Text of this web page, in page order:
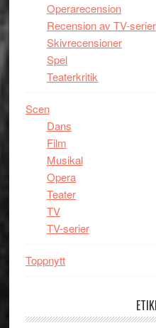
Operarecension
Recension av TV-serier
Skivrecensioner
Spel
Teaterkritik
Scen
Dans
Film
Musikal
Opera
Teater
TV
TV-serier
Toppnytt